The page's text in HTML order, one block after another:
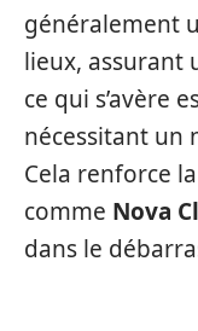
généralement
lieux, assurant
ce qui s’avère
nécessitant un
Cela renforce
comme Nova
dans le